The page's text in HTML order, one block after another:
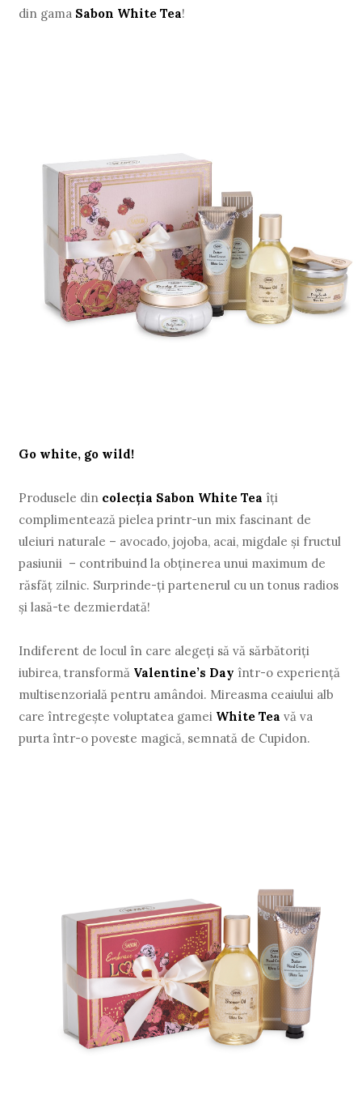
din gama Sabon White Tea!
Go white, go wild!
Produsele din colecția Sabon White Tea îți
complimentează pielea printr-un mix fascinant de
uleiuri naturale – avocado, jojoba, acai, migdale și fructul
pasiunii – contribuind la obținerea unui maximum de
răsfăț zilnic. Surprinde-ți partenerul cu un tonus radios
și lasă-te dezmierdată!
Indiferent de locul în care alegeți să vă sărbătoriți
iubirea, transformă Valentine’s Day într-o experiență
multisenzorială pentru amândoi. Mireasma ceaiului alb
care întregește voluptatea gamei White Tea vă va
purta într-o poveste magică, semnată de Cupidon.